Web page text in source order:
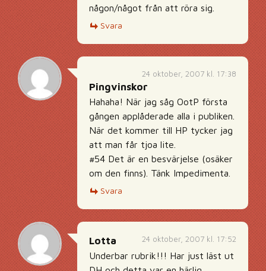
någon/något från att röra sig.
Svara
24 oktober, 2007 kl. 17:38
Pingvinskor
Hahaha! När jag såg OotP första
gången applåderade alla i publiken.
När det kommer till HP tycker jag
att man får tjoa lite.
#54 Det är en besvärjelse (osäker
om den finns). Tänk Impedimenta.
Svara
24 oktober, 2007 kl. 17:52
Lotta
Underbar rubrik!!! Har just läst ut